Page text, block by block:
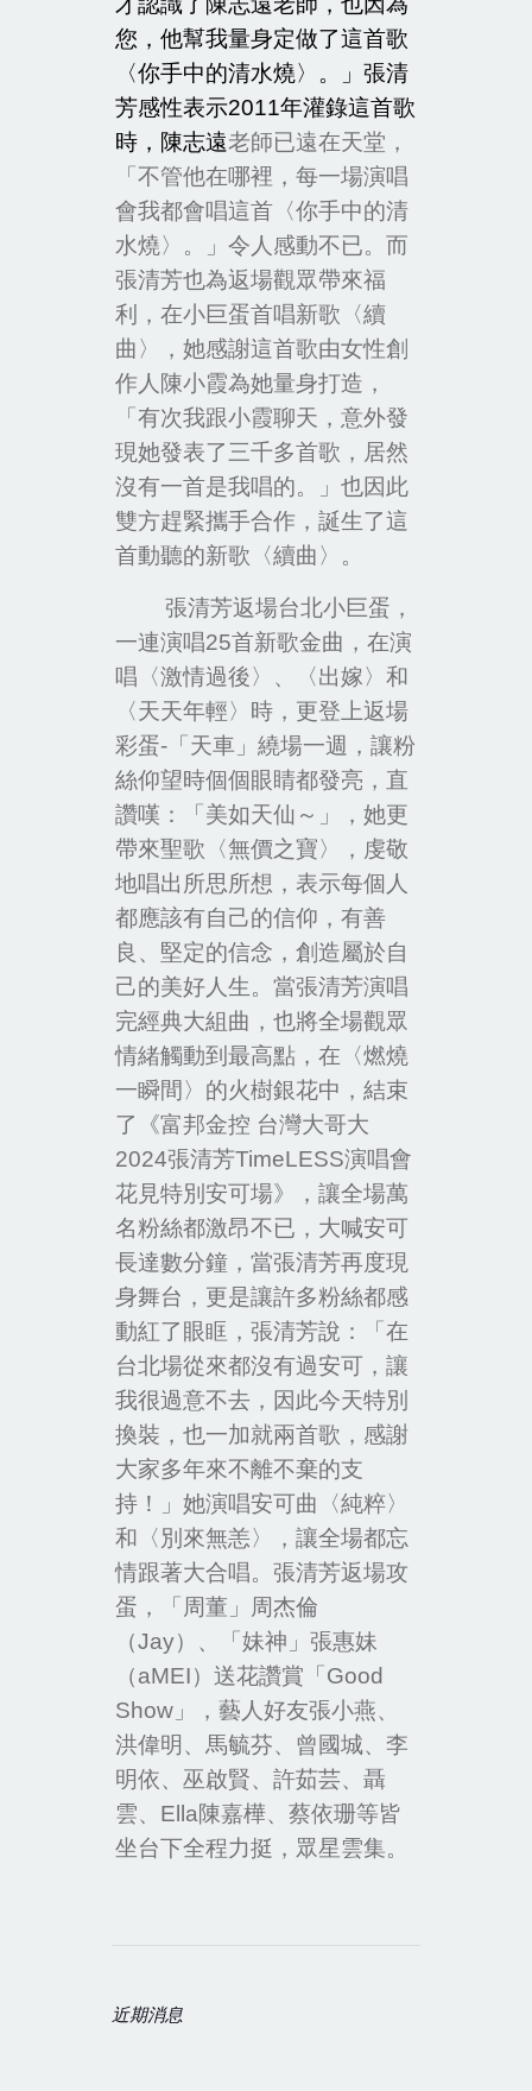
您，他幫我量身定做了這首歌
〈你手中的清水燒〉。」張清
芳感性表示2011年灌錄這首歌
時，陳志遠老師已遠在天堂，
「不管他在哪裡，每一場演唱
會我都會唱這首〈你手中的清
水燒〉。」令人感動不已。而
張清芳也為返場觀眾帶來福
利，在小巨蛋首唱新歌〈續
曲〉，她感謝這首歌由女性創
作人陳小霞為她量身打造，
「有次我跟小霞聊天，意外發
現她發表了三千多首歌，居然
沒有一首是我唱的。」也因此
雙方趕緊攜手合作，誕生了這
首動聽的新歌〈續曲〉。
張清芳返場台北小巨蛋，
一連演唱25首新歌金曲，在演
唱〈激情過後〉、〈出嫁〉和
〈天天年輕〉時，更登上返場
彩蛋-「天車」繞場一週，讓粉
絲仰望時個個眼睛都發亮，直
讚嘆：「美如天仙～」，她更
帶來聖歌〈無價之寶〉，虔敬
地唱出所思所想，表示每個人
都應該有自己的信仰，有善
良、堅定的信念，創造屬於自
己的美好人生。當張清芳演唱
完經典大組曲，也將全場觀眾
情緒觸動到最高點，在〈燃燒
一瞬間〉的火樹銀花中，結束
了《富邦金控 台灣大哥大
2024張清芳TimeLESS演唱會
花見特別安可場》，讓全場萬
名粉絲都激昂不已，大喊安可
長達數分鐘，當張清芳再度現
身舞台，更是讓許多粉絲都感
動紅了眼眶，張清芳說：「在
台北場從來都沒有過安可，讓
我很過意不去，因此今天特別
換裝，也一加就兩首歌，感謝
大家多年來不離不棄的支
持！」她演唱安可曲〈純粹〉
和〈別來無恙〉，讓全場都忘
情跟著大合唱。張清芳返場攻
蛋，「周董」周杰倫
（Jay）、「妹神」張惠妹
（aMEI）送花讚賞「Good
Show」，藝人好友張小燕、
洪偉明、馬毓芬、曾國城、李
明依、巫啟賢、許茹芸、聶
雲、 Ella陳嘉樺、蔡依珊等皆
坐台下全程力挺，眾星雲集。
近期消息